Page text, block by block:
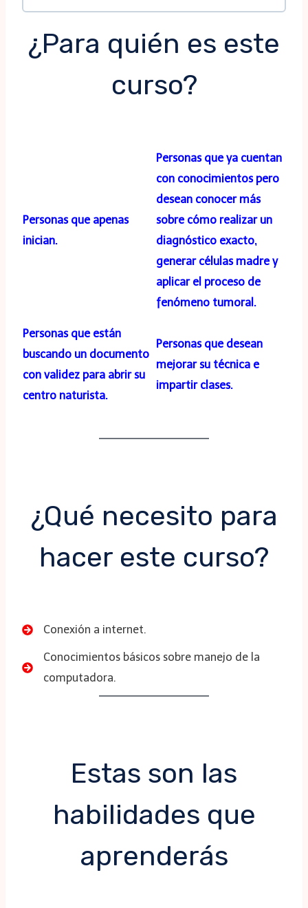
¿Para quién es este
curso?
Personas que apenas
inician.
Personas que ya cuentan
con conocimientos pero
desean conocer más
sobre cómo realizar un
diagnóstico exacto,
generar células madre y
aplicar el proceso de
fenómeno tumoral.
Personas que están
buscando un documento
con validez para abrir su
centro naturista.
Personas que desean
mejorar su técnica e
impartir clases.
¿Qué necesito para
hacer este curso?
Conexión a internet.
Conocimientos básicos sobre manejo de la
computadora.
Estas son las
habilidades que
aprenderás